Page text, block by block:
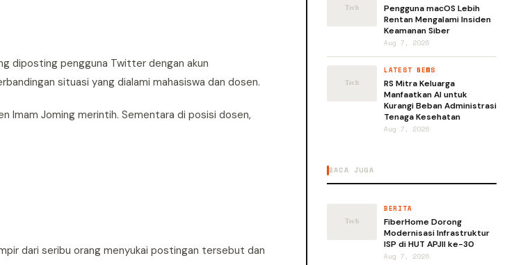
diposting pengguna Twitter dengan akun
situasi yang dialami mahasiswa dan dosen.
Imam Joming merintih. Sementara di posisi dosen,
dari seribu orang menyukai postingan tersebut dan
Pengguna macOS Lebih
Rentan Mengalami Insiden
Keamanan Siber
Aug 7, 2026
LATEST NEWS
RS Mitra Keluarga
Manfaatkan AI untuk
Kurangi Beban Administrasi
Tenaga Kesehatan
Aug 7, 2026
BACA JUGA
BERITA
FiberHome Dorong
Modernisasi Infrastruktur
ISP di HUT APJII ke-30
Aug 7, 2026